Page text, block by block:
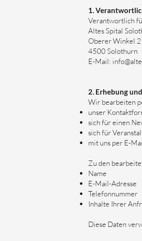
1.
Verantwortlich
Altes Spital
Oberer Winkel 2
4500 Solothurn
E-Mail:
2. Erhebung
Wir bearbeiten
unser
sich für einen
sich für
mit uns per E-
Zu den
Name
E-Mail-Adresse
Telefonnummer
Inhalte Ihrer
Diese Daten